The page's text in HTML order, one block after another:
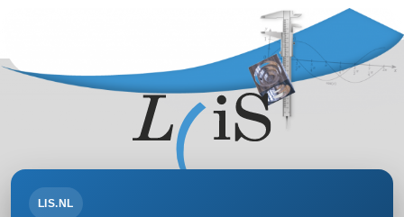
LIS.NL